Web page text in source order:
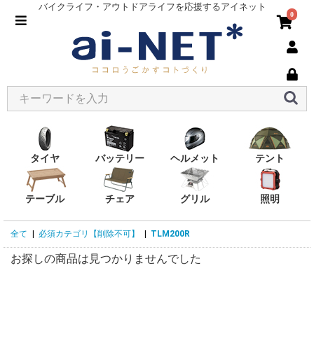
バイクライフ・アウトドアライフを応援するアイネット
0
タイヤ バッテリー ヘルメット テント
テーブル チェア グリル 照明
全て 必須カテゴリ【削除不可】 TLM200R
お探しの商品は見つかりませんでした